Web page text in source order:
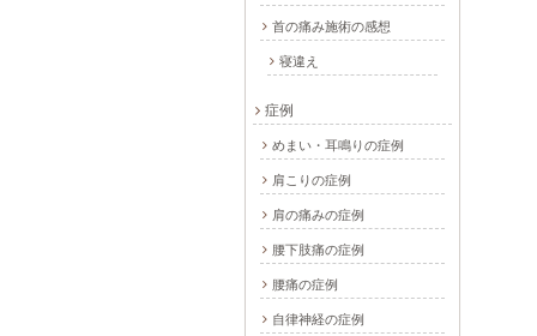
首の痛み施術の感想
寝違え
症例
めまい・耳鳴りの症例
肩こりの症例
肩の痛みの症例
腰下肢痛の症例
腰痛の症例
自律神経の症例